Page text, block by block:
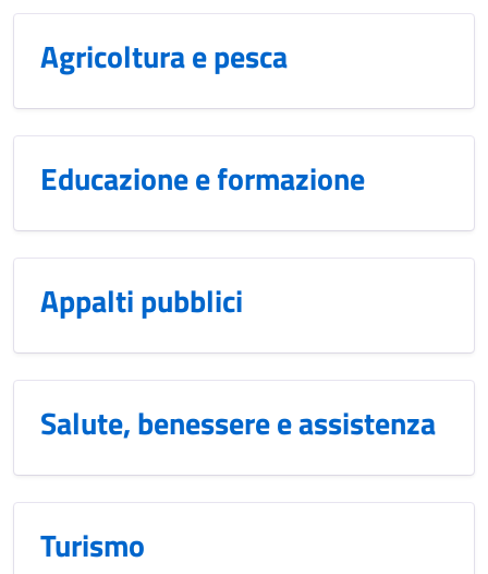
Agricoltura e pesca
Educazione e formazione
Appalti pubblici
Salute, benessere e assistenza
Turismo